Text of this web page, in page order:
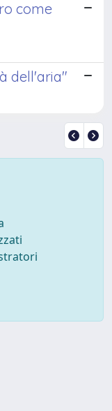
come
dell'aria"